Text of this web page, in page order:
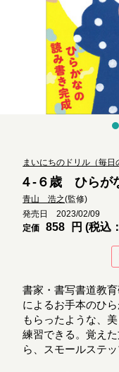
まいにちのドリル（毎日
４-６歳 ひらが
青山 浩之(監修)
発売日 2023/02/09
定価
858 円 (税込
書家・書写書道教
によるお手本のひ
もらったような、
練習できる。覚え
ら、スモールステ